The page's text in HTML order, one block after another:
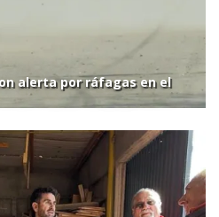
alerta por ráfagas en el